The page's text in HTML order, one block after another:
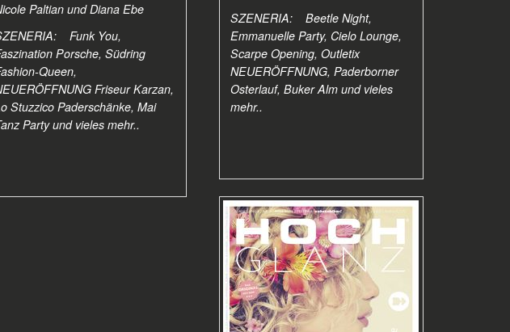
Paltian und Diana Ebe
Funk You,
Porsche, Südring
Queen,
Friseur Karzan,
Stuzzico Paderschänke, Mai
Party und vieles mehr..
SZENERIA: Beetle Night,
Emmanuelle Party, Cielo Lounge,
Scarpe Opening, Outletix
NEUERÖFFNUNG, Paderborner
Osterlauf, Buker Alm und vieles
mehr..